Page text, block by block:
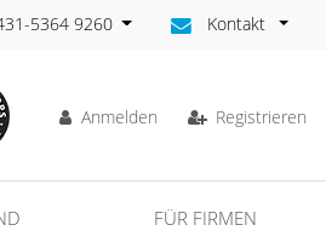
5364 9260 Kontakt
Anmelden Registrieren
FÜR FIRMEN